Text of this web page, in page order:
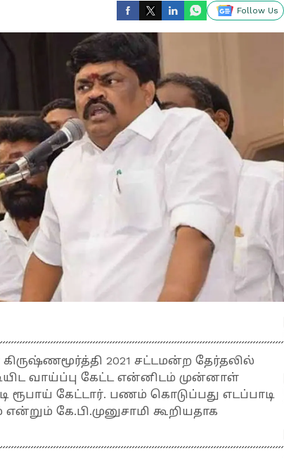
Follow Us
2021 சட்டமன்ற தேர்தலில்
வாய்ப்பு கேட்ட என்னிடம் முன்னாள்
ரூபாய் கேட்டார். பணம் கொடுப்பது எடப்பாடி
கே.பி.முனுசாமி கூறியதாக